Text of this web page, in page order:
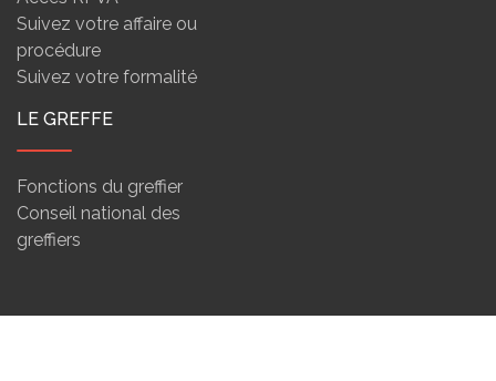
Suivez votre affaire ou
procédure
Suivez votre formalité
LE GREFFE
Fonctions du greffier
Conseil national des
greffiers